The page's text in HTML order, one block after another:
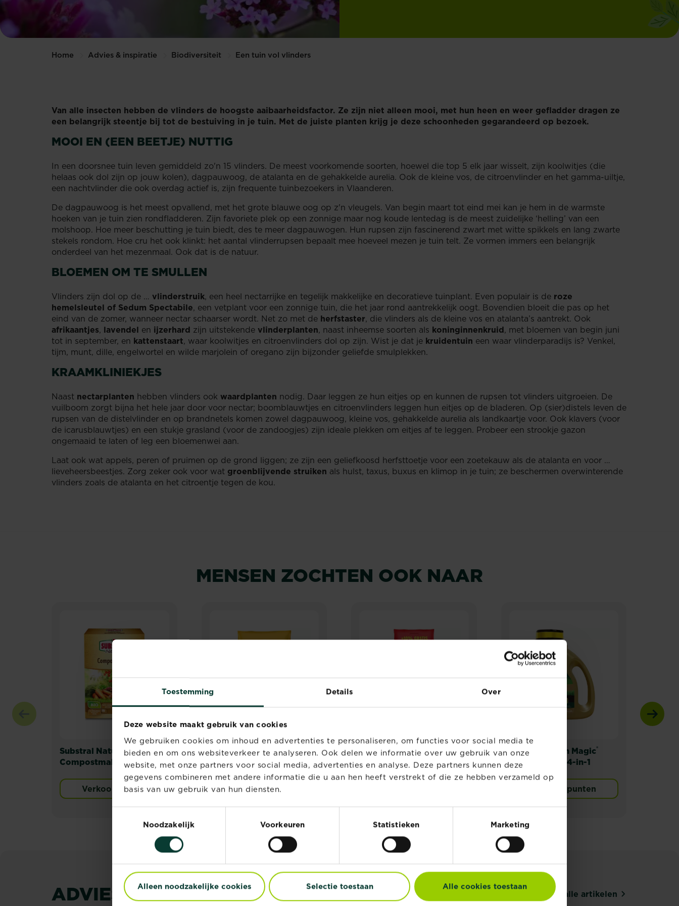
Toestemming Details Over
Deze website maakt gebruik van cookies
We gebruiken cookies om inhoud en advertenties te personaliseren, om functies voor social media te
bieden en om ons websiteverkeer te analyseren. Ook delen we informatie over uw gebruik van onze
website, met onze partners voor social media, advertenties en analyse. Deze partners kunnen deze
gegevens combineren met andere informatie die u aan hen heeft verstrekt of die ze hebben verzameld op
basis van uw gebruik van hun diensten.
Noodzakelijk
Voorkeuren Statistieken Marketing
Alleen noodzakelijke cookies Selectie toestaan Alle cookies toestaan
Home Advies & inspiratie Biodiversiteit Een tuin vol vlinders
Van alle insecten hebben de vlinders de hoogste aaibaarheidsfactor. Ze zijn niet alleen mooi, met hun heen en weer gefladder dragen ze
een belangrijk steentje bij tot de bestuiving in je tuin. Met de juiste planten krijg je deze schoonheden gegarandeerd op bezoek.
MOOI EN (EEN BEETJE) NUTTIG
In een doorsnee tuin leven gemiddeld zo'n 15 vlinders. De meest voorkomende soorten, hoewel die top 5 elk jaar wisselt, zijn koolwitjes (die
helaas ook dol zijn op jouw kolen), dagpauwoog, de atalanta en de gehakkelde aurelia. Ook de kleine vos, de citroenvlinder en het gamma-uiltje,
een nachtvlinder die ook overdag actief is, zijn frequente tuinbezoekers in Vlaanderen.
De dagpauwoog is het meest opvallend, met het grote blauwe oog op z'n vleugels. Van begin maart tot eind mei kan je hem in de warmste
hoeken van je tuin zien rondfladderen. Zijn favoriete plek op een zonnige maar nog koude lentedag is de meest zuidelijke ‘helling’ van een
molshoop. Hoe meer beschutting je tuin biedt, des te meer dagpauwogen. Hun rupsen zijn fascinerend zwart met witte spikkels en lang zwarte
stekels rondom. Hoe cru het ook klinkt: het aantal vlinderrupsen bepaalt mee hoeveel mezen je tuin telt. Ze vormen immers een belangrijk
onderdeel van het mezenmaal. Ook dat is de natuur.
BLOEMEN OM TE SMULLEN
Vlinders zijn dol op de … vlinderstruik, een heel nectarrijke en tegelijk makkelijke en decoratieve tuinplant. Even populair is de roze
hemelsleutel of Sedum Spectabile, een vetplant voor een zonnige tuin, die het jaar rond aantrekkelijk oogt. Bovendien bloeit die pas op het
eind van de zomer, wanneer nectar schaarser wordt. Net zo met de herfstaster, die vlinders als de kleine vos en atalanta’s aantrekt. Ook
afrikaantjes, lavendel en ijzerhard zijn uitstekende vlinderplanten, naast inheemse soorten als koninginnenkruid, met bloemen van begin juni
tot in september, en kattenstaart, waar koolwitjes en citroenvlinders dol op zijn. Wist je dat je kruidentuin een waar vlinderparadijs is? Venkel,
tijm, munt, dille, engelwortel en wilde marjolein of oregano zijn bijzonder geliefde smulplekken.
KRAAMKLINIEKJES
Naast nectarplanten hebben vlinders ook waardplanten nodig. Daar leggen ze hun eitjes op en kunnen de rupsen tot vlinders uitgroeien. De
vuilboom zorgt bijna het hele jaar door voor nectar; boomblauwtjes en citroenvlinders leggen hun eitjes op de bladeren. Op (sier)distels leven de
rupsen van de distelvlinder en op brandnetels komen zowel dagpauwoog, kleine vos, gehakkelde aurelia als landkaartje voor. Ook klavers (voor
de icarusblauwtjes) en een stukje grasland (voor de zandoogjes) zijn ideale plekken om eitjes af te leggen. Probeer een strookje gazon
ongemaaid te laten of leg een bloemenwei aan.
Laat ook wat appels, peren of pruimen op de grond liggen; ze zijn een geliefkoosd herfsttoetje voor een zoetekauw als de atalanta en voor …
lieveheersbeestjes. Zorg zeker ook voor wat groenblijvende struiken als hulst, taxus, buxus en klimop in je tuin; ze beschermen overwinterende
vlinders zoals de atalanta en het citroentje tegen de kou.
MENSEN ZOCHTEN OOK NAAR
Substral Naturen
Compostmaker
Verkooppunten
Substral Gazonkalk
Verkooppunten
Substral Gazonmest All-
In-One Maxi 400m²
Substral Patch Magic®
Herstelgazon 4-in-1
Verkooppunten
ADVIES & INSPIRATIE Ontdek alle artikelen